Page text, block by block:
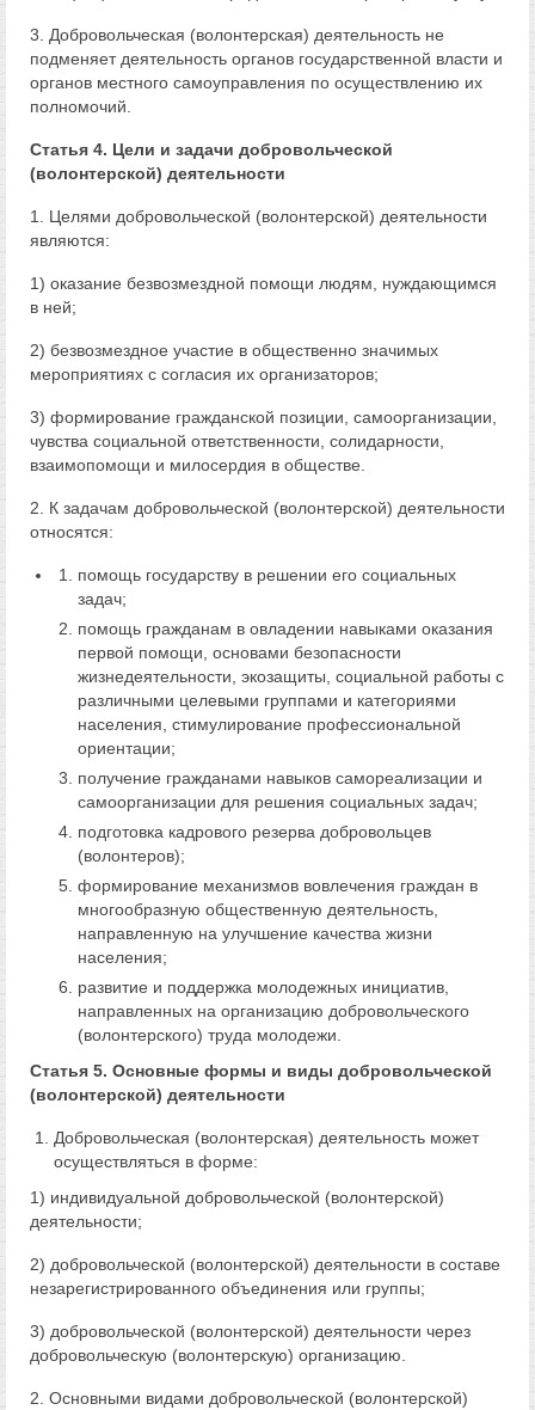
3. Добровольческая (волонтерская) деятельность не
подменяет деятельность органов государственной власти и
органов местного самоуправления по осуществлению их
полномочий.
Статья 4. Цели и задачи добровольческой
(волонтерской) деятельности
1. Целями добровольческой (волонтерской) деятельности
являются:
1) оказание безвозмездной помощи людям, нуждающимся
в ней;
2) безвозмездное участие в общественно значимых
мероприятиях с согласия их организаторов;
3) формирование гражданской позиции, самоорганизации,
чувства социальной ответственности, солидарности,
взаимопомощи и милосердия в обществе.
2. К задачам добровольческой (волонтерской) деятельности
относятся:
помощь государству в решении его социальных
задач;
помощь гражданам в овладении навыками оказания
первой помощи, основами безопасности
жизнедеятельности, экозащиты, социальной работы с
различными целевыми группами и категориями
населения, стимулирование профессиональной
ориентации;
получение гражданами навыков самореализации и
самоорганизации для решения социальных задач;
подготовка кадрового резерва добровольцев
(волонтеров);
формирование механизмов вовлечения граждан в
многообразную общественную деятельность,
направленную на улучшение качества жизни
населения;
развитие и поддержка молодежных инициатив,
направленных на организацию добровольческого
(волонтерского) труда молодежи.
Статья 5. Основные формы и виды добровольческой
(волонтерской) деятельности
Добровольческая (волонтерская) деятельность может
осуществляться в форме:
1) индивидуальной добровольческой (волонтерской)
деятельности;
2) добровольческой (волонтерской) деятельности в составе
незарегистрированного объединения или группы;
3) добровольческой (волонтерской) деятельности через
добровольческую (волонтерскую) организацию.
2. Основными видами добровольческой (волонтерской)